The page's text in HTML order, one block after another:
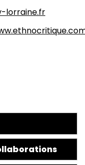
lorraine.fr